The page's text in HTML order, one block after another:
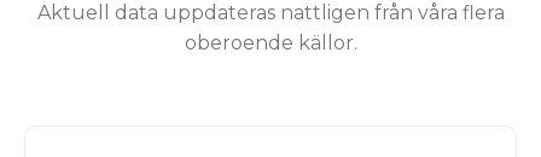
Aktuell data uppdateras nattligen från våra flera
oberoende källor.